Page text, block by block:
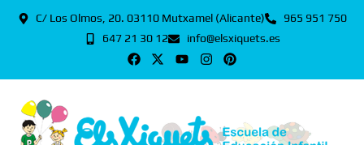
C/ Los Olmos, 20. 03110 Mutxamel (Alicante)
965 951 750
647 21 30 12
info@elsxiquets.es